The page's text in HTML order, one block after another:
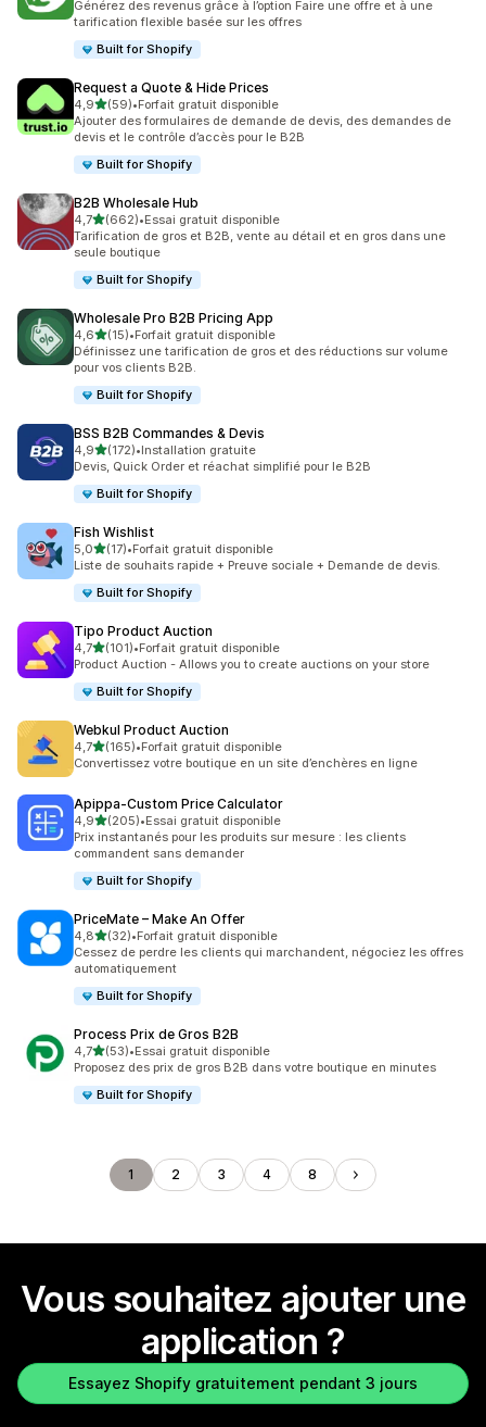
Générez des revenus grâce à l’option Faire une offre et à une
tarification flexible basée sur les offres
Built for Shopify
Request a Quote & Hide Prices
4,9étoile(s) sur 5
(59)
59 avis au total
•Forfait gratuit disponible
Ajouter des formulaires de demande de devis, des demandes de
devis et le contrôle d’accès pour le B2B
Built for Shopify
B2B Wholesale Hub
4,7étoile(s) sur 5
(662)
662 avis au total
•Essai gratuit disponible
Tarification de gros et B2B, vente au détail et en gros dans une
seule boutique
Built for Shopify
Wholesale Pro B2B Pricing App
4,6étoile(s) sur 5
(15)
15 avis au total
•Forfait gratuit disponible
Définissez une tarification de gros et des réductions sur volume
pour vos clients B2B.
Built for Shopify
BSS B2B Commandes & Devis
4,9étoile(s) sur 5
(172)
172 avis au total
•Installation gratuite
Devis, Quick Order et réachat simplifié pour le B2B
Built for Shopify
Fish Wishlist
5,0étoile(s) sur 5
(17)
17 avis au total
•Forfait gratuit disponible
Liste de souhaits rapide + Preuve sociale + Demande de devis.
Built for Shopify
Tipo Product Auction
4,7étoile(s) sur 5
(101)
101 avis au total
•Forfait gratuit disponible
Product Auction - Allows you to create auctions on your store
Built for Shopify
Webkul Product Auction
4,7étoile(s) sur 5
(165)
165 avis au total
•Forfait gratuit disponible
Convertissez votre boutique en un site d’enchères en ligne
Apippa‑Custom Price Calculator
4,9étoile(s) sur 5
(205)
205 avis au total
•Essai gratuit disponible
Prix instantanés pour les produits sur mesure : les clients
commandent sans demander
Built for Shopify
PriceMate – Make An Offer
4,8étoile(s) sur 5
(32)
32 avis au total
•Forfait gratuit disponible
Cessez de perdre les clients qui marchandent, négociez les offres
automatiquement
Built for Shopify
Process Prix de Gros B2B
4,7étoile(s) sur 5
(53)
53 avis au total
•Essai gratuit disponible
Proposez des prix de gros B2B dans votre boutique en minutes
Built for Shopify
1 2 3 4 8
Vous souhaitez ajouter une
application ?
Essayez Shopify gratuitement pendant 3 jours